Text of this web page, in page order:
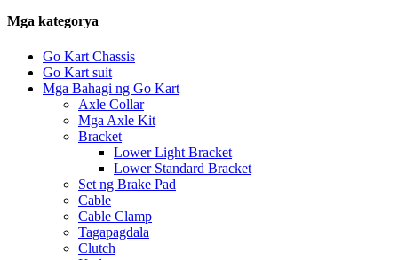
Mga kategorya
Go Kart Chassis
Go Kart suit
Mga Bahagi ng Go Kart
Axle Collar
Mga Axle Kit
Bracket
Lower Light Bracket
Lower Standard Bracket
Set ng Brake Pad
Cable
Cable Clamp
Tagapagdala
Clutch